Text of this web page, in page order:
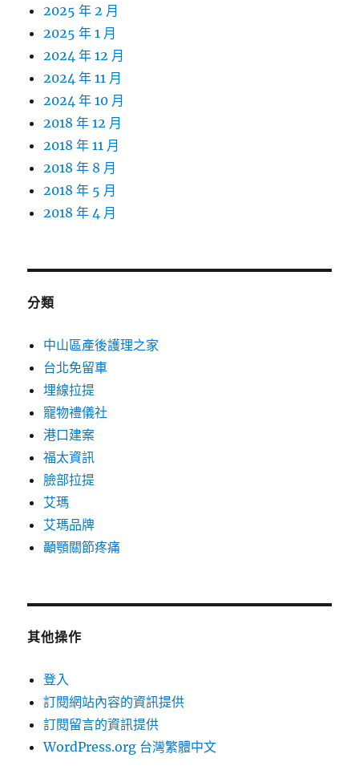
2025 年 2 月
2025 年 1 月
2024 年 12 月
2024 年 11 月
2024 年 10 月
2018 年 12 月
2018 年 11 月
2018 年 8 月
2018 年 5 月
2018 年 4 月
分類
中山區產後護理之家
台北免留車
埋線拉提
寵物禮儀社
港口建案
福太資訊
臉部拉提
艾瑪
艾瑪品牌
顳顎關節疼痛
其他操作
登入
訂閱網站內容的資訊提供
訂閱留言的資訊提供
WordPress.org 台灣繁體中文